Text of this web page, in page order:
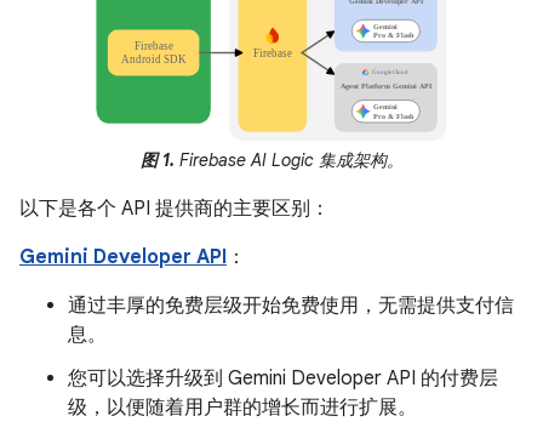
图 1. Firebase AI Logic 集成架构。
以下是各个 API 提供商的主要区别：
Gemini Developer API ：
通过丰厚的免费层级开始免费使用，无需提供支付信
息。
您可以选择升级到 Gemini Developer API 的付费层
级，以便随着用户群的增长而进行扩展。